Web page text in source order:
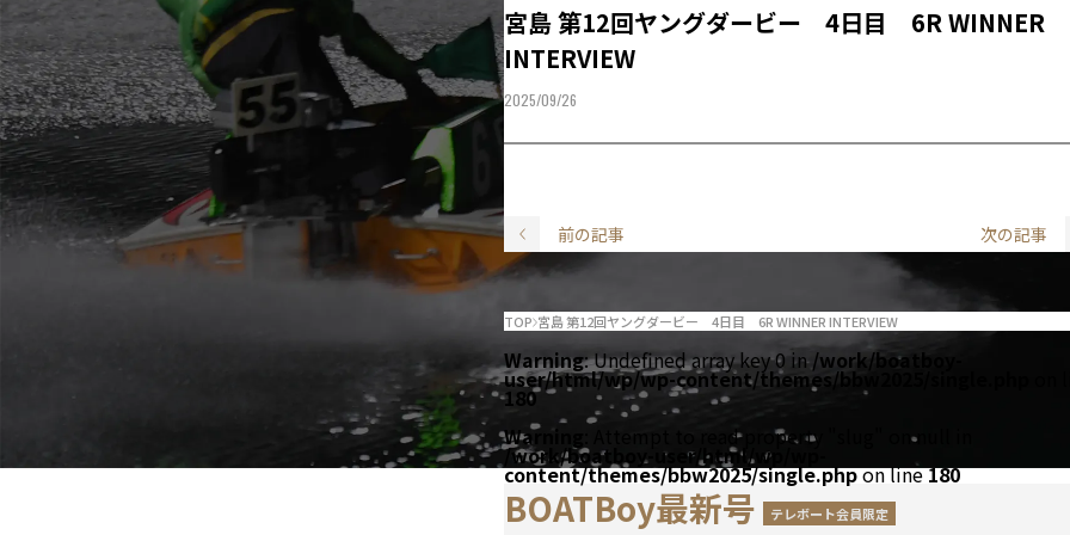
宮島 第12回ヤングダービー 4日目 6R WINNER
INTERVIEW
2025/09/26
前の記事 次の記事
TOP 宮島 第12回ヤングダービー 4日目 6R WINNER INTERVIEW
Warning: Undefined array key 0 in/work/boatboy-
user/html/wp/wp-content/themes/bbw2025/single.php
180
Warning
: Attempt to read property "slug" on null in
/work/boatboy-user/html/wp/wp-
content/themes/bbw2025/single.phpon line180
BOATBoy最新号 テレボート会員限定